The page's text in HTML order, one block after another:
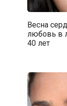
Весна
любовь в
40 лет